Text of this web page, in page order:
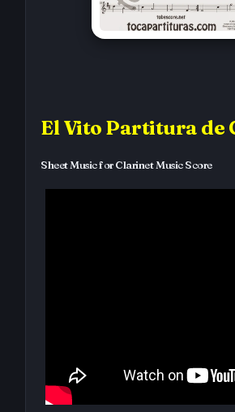
El Vito Partitura de
Sheet Music for Clarinet Music Score